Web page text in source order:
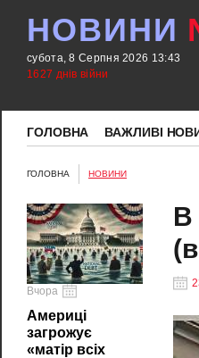
НОВИНИ
субота, 8 Серпня 2026 13:43
1627 днів війни
ГОЛОВНА ВАЖЛИВІ
ГОЛОВНА НОВИНИ
Вчора
Америці
загрожує
«матір всіх
В